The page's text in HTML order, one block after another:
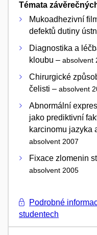
Témata
Mukoadhezivní
defektů dutiny
Diagnostika a
kloubu – absolvent
Chirurgické
čelisti – absolvent
Abnormální
jako prediktivní
karcinomu jazyka
absolvent 2007
Fixace zlomenin
absolvent 2005
Podrobné
studentech